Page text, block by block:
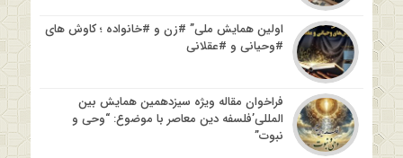
اولین همایش ملی” #زن و #خانواده ؛ کاوش های
#وحیانی و #عقلانی
فراخوان مقاله ویژه سیزدهمین همایش بین
المللی’فلسفه دین معاصر با موضوع: “وحی و
نبوت”